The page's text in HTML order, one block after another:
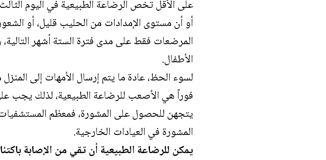
على الأقل تخص الرضاعة الطبيعية في اليوم
المرضعات فقط على مدى فترة الستة أشهر
الأطفال.
لسوء الحظ، عادة ما يتم إرسال الأمهات إلى
فوراً هي الأصعب للرضاعة الطبيعية، لذلك يجب
يتجهن للحصول على المشورة، فمعظم
المشورة في العيادات الخارجية.
يمكن للرضاعة الطبيعية أن تقي من الإصابة